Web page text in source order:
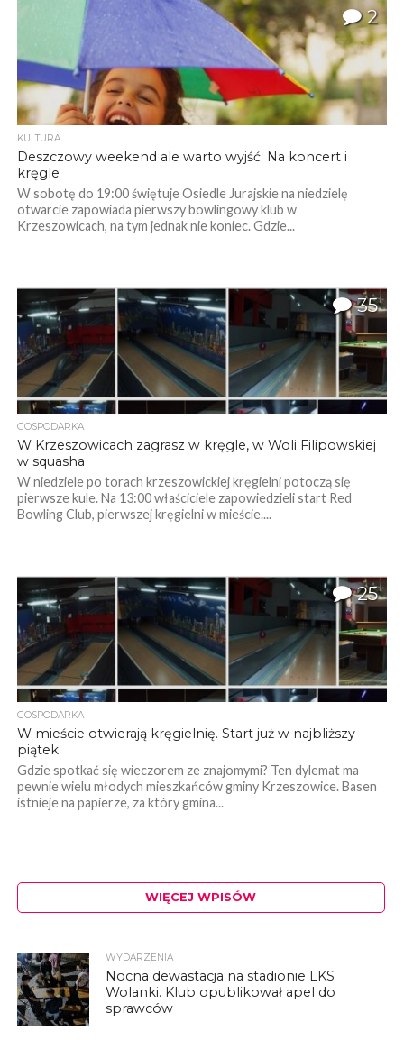
2
KULTURA
Deszczowy weekend ale warto wyjść. Na koncert i
kręgle
W sobotę do 19:00 świętuje Osiedle Jurajskie na niedzielę
otwarcie zapowiada pierwszy bowlingowy klub w
Krzeszowicach, na tym jednak nie koniec. Gdzie...
35
GOSPODARKA
W Krzeszowicach zagrasz w kręgle, w Woli Filipowskiej
w squasha
W niedziele po torach krzeszowickiej kręgielni potoczą się
pierwsze kule. Na 13:00 właściciele zapowiedzieli start Red
Bowling Club, pierwszej kręgielni w mieście....
25
GOSPODARKA
W mieście otwierają kręgielnię. Start już w najbliższy
piątek
Gdzie spotkać się wieczorem ze znajomymi? Ten dylemat ma
pewnie wielu młodych mieszkańców gminy Krzeszowice. Basen
istnieje na papierze, za który gmina...
WIĘCEJ WPISÓW
WYDARZENIA
Nocna dewastacja na stadionie LKS
Wolanki. Klub opublikował apel do
sprawców